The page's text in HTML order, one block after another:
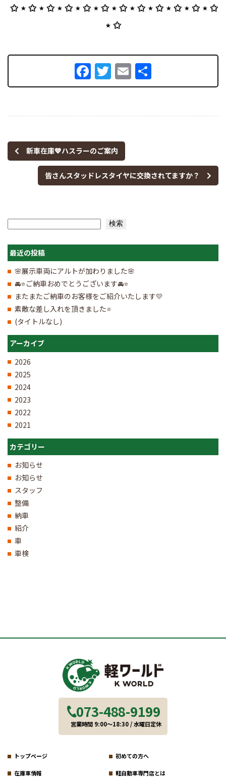
⁡ ✩ ⋆ ✩ ⋆ ✩ ⋆ ✩ ⋆ ✩ ⋆ ✩ ⋆ ✩ ⋆ ✩ ⋆ ✩ ⋆ ✩ ⋆ ✩ ⋆ ✩
⋆ ✩
Facebook
Twitter
Email
有
新車在庫💙ハスラーのご案内
皆さんスタッドレスタイヤに交換されてますか？
検索
最近の投稿
🌸展示車両にアルトが加わりました🌸
🚘⭐ご納車おめでとうございます🚘⭐
またまたご納車のお客様をご紹介いたします💛
素敵な差し入れを頂きました⭐
(タイトルなし)
アーカイブ
2026
2025
2024
2023
2022
2021
カテゴリー
お知らせ
お知らせ
スタッフ
整備
納車
紹介
車
車検
073-488-9199
営業時間 9:00～18:30 / 水曜日定休
トップページ 初めての方へ
在庫車情報 軽自動車専門店とは